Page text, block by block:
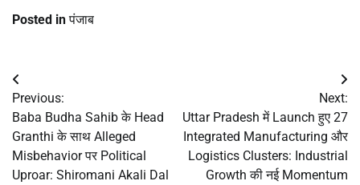
Posted inपंजाब
Post
navigation
Previous:
Baba Budha Sahib के Head
Granthi के साथ Alleged
Misbehavior पर Political
Uproar: Shiromani Akali Dal
Next:
Uttar Pradesh में Launch हुए 27
Integrated Manufacturing और
Logistics Clusters: Industrial
Growth की नई Momentum